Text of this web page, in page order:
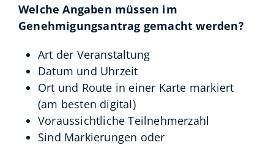
Welche Angaben müssen im
Genehmigungsantrag gemacht werden?
Art der Veranstaltung
Datum und Uhrzeit
Ort und Route in einer Karte markiert
(am besten digital)
Voraussichtliche Teilnehmerzahl
Sind Markierungen oder